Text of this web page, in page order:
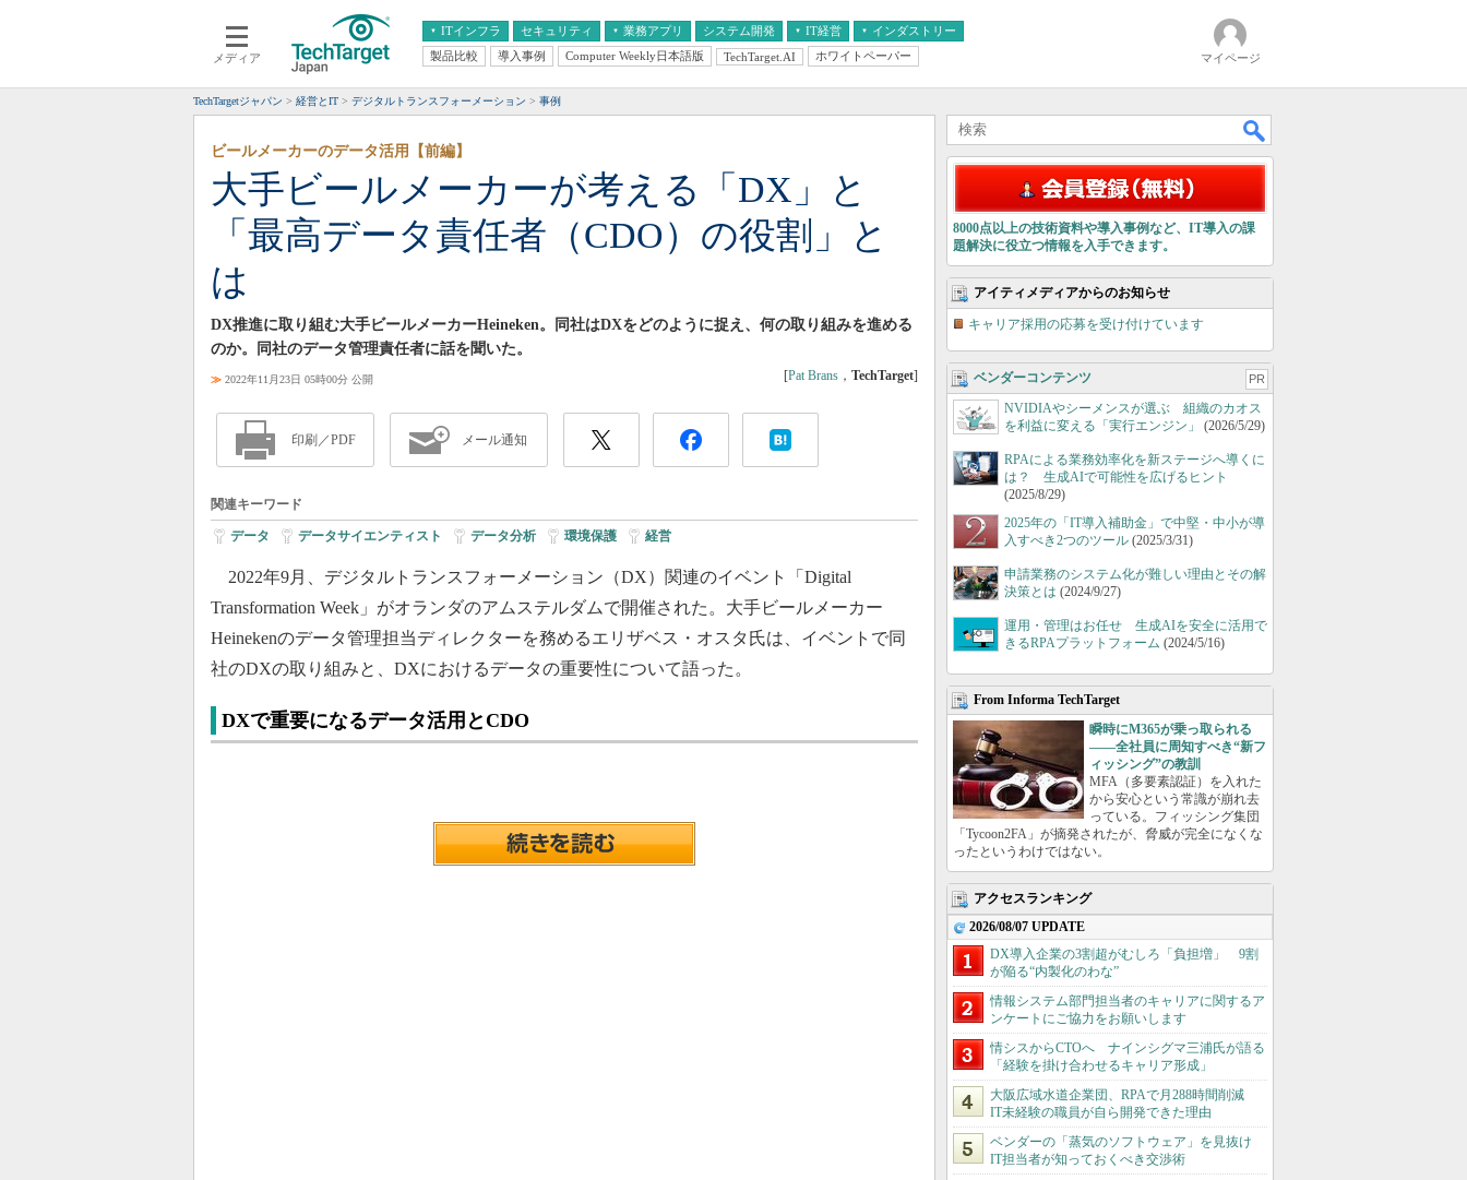
メディア
ITインフラ
クラウド
スマートモバイル
ネットワーク
システム運用管理
セキュリティ 業務アプリ
エンタープライズAI
ERP
CX
情報系システム
システム開発 IT経営
経営とIT
インダストリー
医療IT
製品比較 導入事例 Computer Weekly日本語版 TechTarget.AI ホワイトペーパー マイページ
TechTargetジャパン 経営とIT デジタルトランスフォーメーション 事例
大手ビールメーカーが考える「DX」と
「最高データ責任者（CDO）の役割」と
は
ビールメーカーのデータ活用【前編】
DX推進に取り組む大手ビールメーカーHeineken。同社はDXをどのように捉え、何の取り組みを進める
のか。同社のデータ管理責任者に話を聞いた。
≫ 2022年11月23日 05時00分 公開 [Pat Brans ， TechTarget]
印刷／PDF メール通知
関連キーワード
データ データサイエンティスト データ分析 環境保護 経営
2022年9月、デジタルトランスフォーメーション（DX）関連のイベント「Digital
Transformation Week」がオランダのアムステルダムで開催された。大手ビールメーカー
Heinekenのデータ管理担当ディレクターを務めるエリザベス・オスタ氏は、イベントで同
社のDXの取り組みと、DXにおけるデータの重要性について語った。
DXで重要になるデータ活用とCDO
8000点以上の技術資料や導入事例など、IT導入の課
題解決に役立つ情報を入手できます。
アイティメディアからのお知らせ
キャリア採用の応募を受け付けています
ベンダーコンテンツ PR
NVIDIAやシーメンスが選ぶ 組織のカオス
を利益に変える「実行エンジン」
(2026/5/29)
RPAによる業務効率化を新ステージへ導くに
は？ 生成AIで可能性を広げるヒント
(2025/8/29)
2025年の「IT導入補助金」で中堅・中小が導
入すべき2つのツール (2025/3/31)
申請業務のシステム化が難しい理由とその解
決策とは (2024/9/27)
運用・管理はお任せ 生成AIを安全に活用で
きるRPAプラットフォーム (2024/5/16)
From Informa TechTarget
瞬時にM365が乗っ取られる
――全社員に周知すべき“新フ
ィッシング”の教訓
MFA（多要素認証）を入れた
から安心という常識が崩れ去
っている。フィッシング集団
「Tycoon2FA」が摘発されたが、脅威が完全になくな
ったというわけではない。
アクセスランキング
2026/08/07 UPDATE
DX導入企業の3割超がむしろ「負担増」 9割
が陥る“内製化のわな”
情報システム部門担当者のキャリアに関するア
ンケートにご協力をお願いします
情シスからCTOへ ナインシグマ三浦氏が語る
「経験を掛け合わせるキャリア形成」
大阪広域水道企業団、RPAで月288時間削減
IT未経験の職員が自ら開発できた理由
ベンダーの「蒸気のソフトウェア」を見抜け
IT担当者が知っておくべき交渉術